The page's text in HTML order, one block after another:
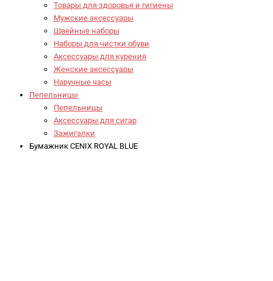
Товары для здоровья и гигиены
Мужские аксессуары
Швейные наборы
Наборы для чистки обуви
Аксессуары для курения
Женские аксессуары
Наручные часы
Пепельницы
Пепельницы
Аксессуары для сигар
Зажигалки
Бумажник CENIX ROYAL BLUE